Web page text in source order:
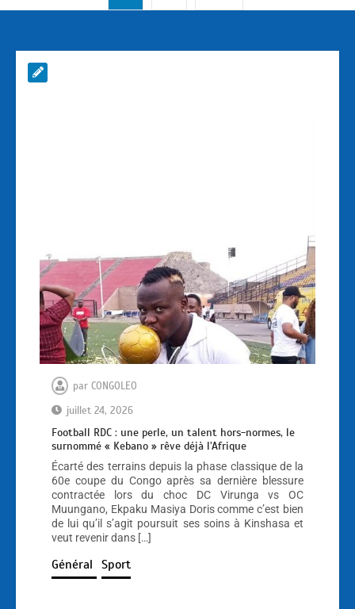
par CONGOLEO
juillet 24, 2026
Football RDC : une perle, un talent hors-normes, le
surnommé « Kebano » rêve déjà l’Afrique
Écarté des terrains depuis la phase classique de la
60e coupe du Congo après sa dernière blessure
contractée lors du choc DC Virunga vs OC
Muungano, Ekpaku Masiya Doris comme c’est bien
de lui qu’il s’agit poursuit ses soins à Kinshasa et
veut revenir dans […]
Général Sport